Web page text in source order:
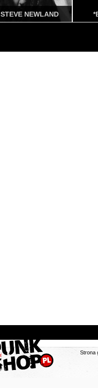
STEVE NEWLAND
Strona